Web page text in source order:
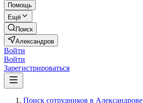
Помощь
Ещё
Поиск
Александров
Войти
Войти
Зарегистрироваться
Поиск сотрудников в Александрове